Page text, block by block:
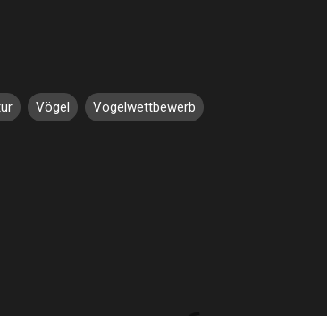
Vögel Vogelwettbewerb